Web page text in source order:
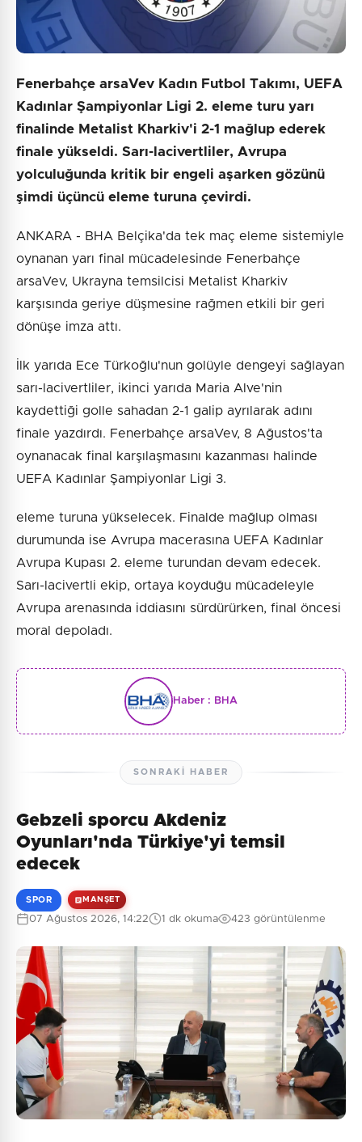
Fenerbahçe arsaVev Kadın Futbol Takımı, UEFA
Kadınlar Şampiyonlar Ligi 2. eleme turu yarı
finalinde Metalist Kharkiv'i 2-1 mağlup ederek
finale yükseldi. Sarı-lacivertliler, Avrupa
yolculuğunda kritik bir engeli aşarken gözünü
şimdi üçüncü eleme turuna çevirdi.
ANKARA - BHA Belçika'da tek maç eleme sistemiyle
oynanan yarı final mücadelesinde Fenerbahçe
arsaVev, Ukrayna temsilcisi Metalist Kharkiv
karşısında geriye düşmesine rağmen etkili bir geri
dönüşe imza attı.
İlk yarıda Ece Türkoğlu'nun golüyle dengeyi sağlayan
sarı-lacivertliler, ikinci yarıda Maria Alve'nin
kaydettiği golle sahadan 2-1 galip ayrılarak adını
finale yazdırdı. Fenerbahçe arsaVev, 8 Ağustos'ta
oynanacak final karşılaşmasını kazanması halinde
UEFA Kadınlar Şampiyonlar Ligi 3.
eleme turuna yükselecek. Finalde mağlup olması
durumunda ise Avrupa macerasına UEFA Kadınlar
Avrupa Kupası 2. eleme turundan devam edecek.
Sarı-lacivertli ekip, ortaya koyduğu mücadeleyle
Avrupa arenasında iddiasını sürdürürken, final öncesi
moral depoladı.
Haber : BHA
SONRAKI HABER
Gebzeli sporcu Akdeniz
Oyunları'nda Türkiye'yi temsil
edecek
SPOR MANŞET
07 Ağustos 2026, 14:22 1 dk okuma 423 görüntülenme